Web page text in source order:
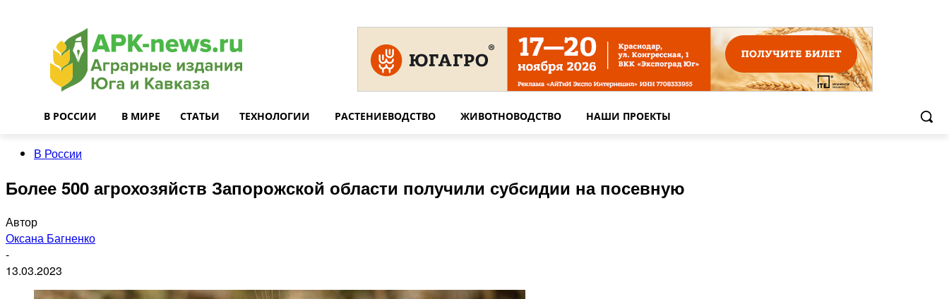
В РОССИИ В МИРЕ СТАТЬИ ТЕХНОЛОГИИ РАСТЕНИЕВОДСТВО ЖИВОТНОВОДСТВО НАШИ ПРОЕКТЫ
В России
Более 500 агрохозяйств Запорожской области получили субсидии на посевную
Автор
Оксана Багненко
-
13.03.2023